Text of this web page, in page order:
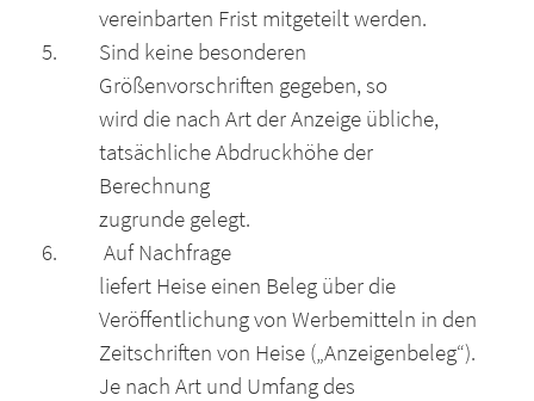
vereinbarten Frist mitgeteilt werden.
Sind keine besonderen
Größenvorschriften gegeben, so
wird die nach Art der Anzeige übliche,
tatsächliche Abdruckhöhe der
Berechnung
zugrunde gelegt.
Auf Nachfrage
liefert Heise einen Beleg über die
Veröffentlichung von Werbemitteln in den
Zeitschriften von Heise („Anzeigenbeleg“).
Je nach Art und Umfang des